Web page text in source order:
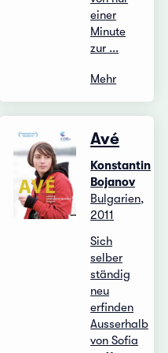
einer
Minute
zur ...
Mehr
Avé
Konstantin
Bojanov
Bulgarien,
2011
Sich
selber
ständig
neu
erfinden
Ausserhalb
von Sofia